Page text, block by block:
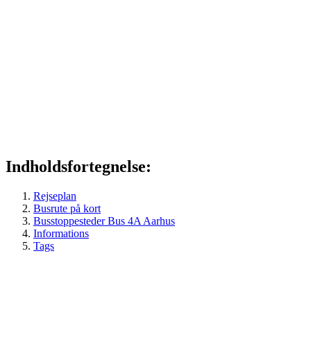
Indholdsfortegnelse:
Rejseplan
Busrute på kort
Busstoppesteder Bus 4A Aarhus
Informations
Tags